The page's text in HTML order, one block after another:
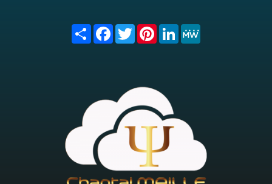
Share FacebookTwitterPinterest
LinkedIn